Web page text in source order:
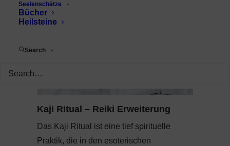
Seelenschätze
Bücher
Heilsteine
Search
Kaji Ritual – Reiki Erweiterung
Das Kaji Ritual ist eine tief spirituelle
Praktik, die in den esoterischen